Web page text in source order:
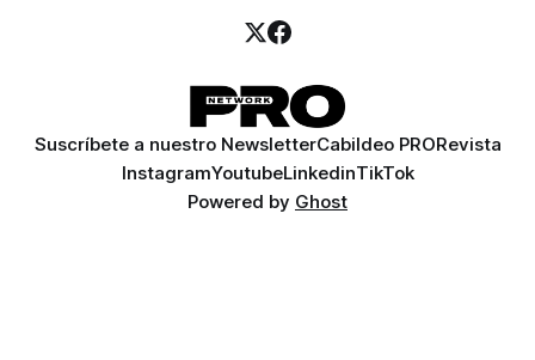
Suscríbete a nuestro NewsletterCabildeo PRORevista
InstagramYoutubeLinkedinTikTok
Powered by Ghost